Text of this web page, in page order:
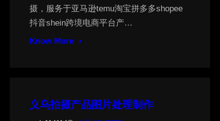
摄，服务于亚马逊temu淘宝拼多多shopee
抖音shein跨境电商平台产…
Know More
义乌拍摄产品图片处理制作